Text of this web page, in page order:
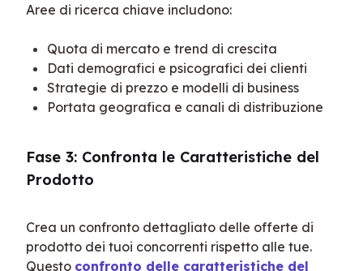
Aree di ricerca chiave includono:
Quota di mercato e trend di crescita
Dati demografici e psicografici dei clienti
Strategie di prezzo e modelli di business
Portata geografica e canali di distribuzione
Fase 3: Confronta le Caratteristiche del
Prodotto
Crea un confronto dettagliato delle offerte di
prodotto dei tuoi concorrenti rispetto alle tue.
Questo confronto delle caratteristiche del